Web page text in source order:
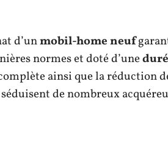
d’unmobil-home neuf
normes et doté d’une
ainsi que la réduction
de nombreux